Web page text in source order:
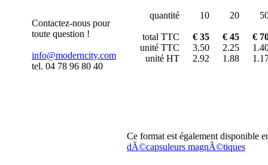
Contactez-nous pour
toute question !
info@moderncity.com
tel. 04 78 96 80 40
quantité 10 20
total TTC € 35 € 45
€
unité TTC
3.50 2.25
unité HT
2.92 1.88
Ce format est également disponible
dÃ©capsuleurs magnÃ©tiques